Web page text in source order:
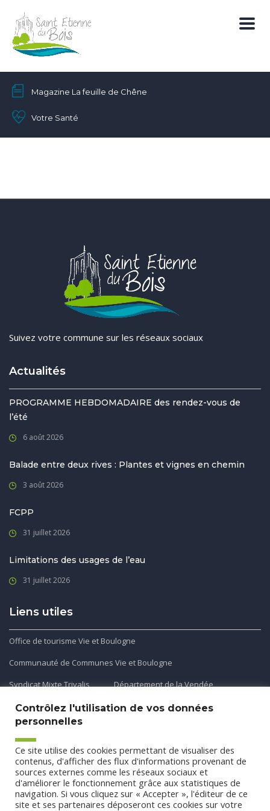
Magazine La feuille de Chêne
Votre Santé
Suivez votre commune sur les réseaux sociaux
Actualités
PROGRAMME HEBDOMADAIRE des rendez-vous de
l’été
6 août 2026
Balade entre deux rives : Plantes et vignes en chemin
3 août 2026
FCPP
31 juillet 2026
Limitations des usages de l’eau
31 juillet 2026
Liens utiles
Office de tourisme Vie et Boulogne
Communauté de Communes Vie et Boulogne
Syndicat Mixte Trivalis
Département de la Vendée
Application mobile
Découvrez et téléchargez l'application gratuite mobile Ma
Commune et Moi pour recevoir les alertes et les actualités
de votre commune.
Contrôlez l'utilisation de vos données
personnelles
Ce site utilise des cookies permettant de visualiser des
contenus, d'afficher des flux d'informations provenant de
sources externes comme les réseaux sociaux et
d'améliorer le fonctionnement grâce aux statistiques de
navigation. Si vous cliquez sur « Accepter », l'éditeur de ce
site et ses partenaires déposeront ces cookies sur votre